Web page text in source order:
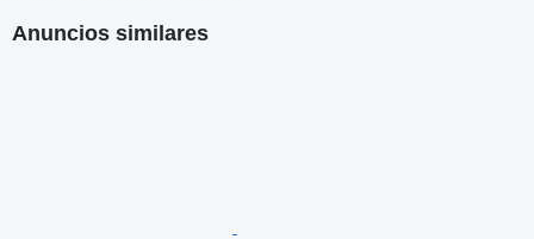
Anuncios similares